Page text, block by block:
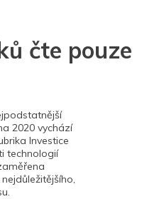
čte pouze
2020 vychází
Investice
technologií